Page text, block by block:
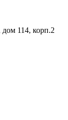
дом 114, корп.2